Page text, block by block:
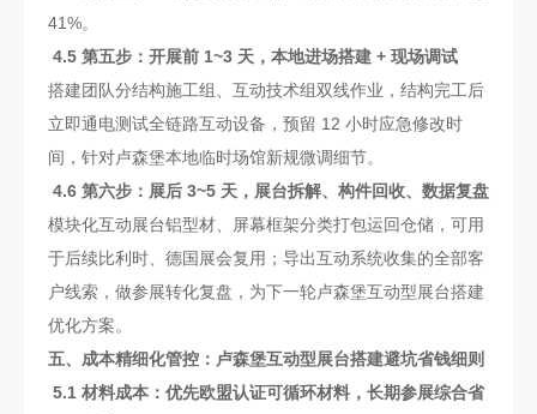
41%。
4.5 第五步：开展前 1~3 天，本地进场搭建 + 现场调试
搭建团队分结构施工组、互动技术组双线作业，结构完工后
立即通电测试全链路互动设备，预留 12 小时应急修改时
间，针对卢森堡本地临时场馆新规微调细节。
4.6 第六步：展后 3~5 天，展台拆解、构件回收、数据复盘
模块化互动展台铝型材、屏幕框架分类打包运回仓储，可用
于后续比利时、德国展会复用；导出互动系统收集的全部客
户线索，做参展转化复盘，为下一轮卢森堡互动型展台搭建
优化方案。
五、成本精细化管控：卢森堡互动型展台搭建避坑省钱细则
5.1 材料成本：优先欧盟认证可循环材料，长期参展综合省